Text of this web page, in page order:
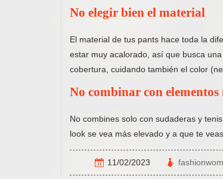
No elegir bien el material
El material de tus pants hace toda la
estar muy acalorado, así que busca
cobertura, cuidando también el color
No combinar con elementos
No combines solo con sudaderas y
look se vea más elevado y a que te
11/02/2023